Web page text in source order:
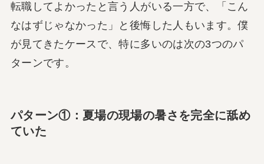
転職してよかったと言う人がいる一方で、「こん
なはずじゃなかった」と後悔した人もいます。僕
が見てきたケースで、特に多いのは次の3つのパ
ターンです。
パターン①：夏場の現場の暑さを完全に舐め
ていた